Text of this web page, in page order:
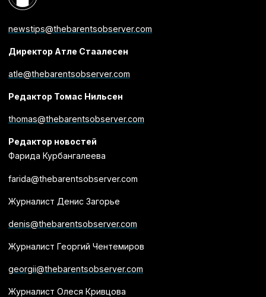
newstips@thebarentsobserver.com
Директор Атле Стаалесен
atle@thebarentsobserver.com
Редактор Томас Нильсен
thomas@thebarentsobserver.com
Редактор новостей
Фарида Курбангалеева
farida@thebarentsobserver.com
Журналист Денис Загорье
denis@thebarentsobserver.com
Журналист Георгий Чентемиров
georgii@thebarentsobserver.com
Журналист Олеся Кривцова